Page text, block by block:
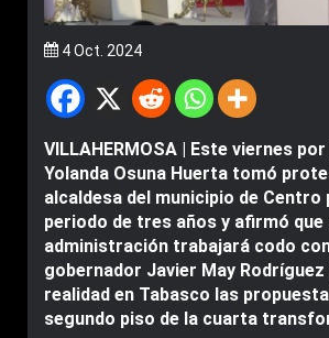
4 Oct. 2024
VILLAHERMOSA | Este viernes
Yolanda Osuna Huerta tomó
alcaldesa del municipio de
periodo de tres años y afirmó que
administración trabajará codo
gobernador Javier May Rodríguez
realidad en Tabasco las
segundo piso de la cuarta